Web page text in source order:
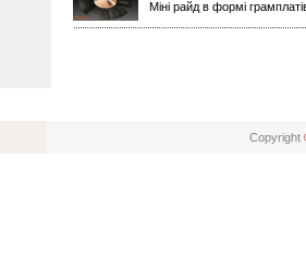
Міні райд в формі
Copyright